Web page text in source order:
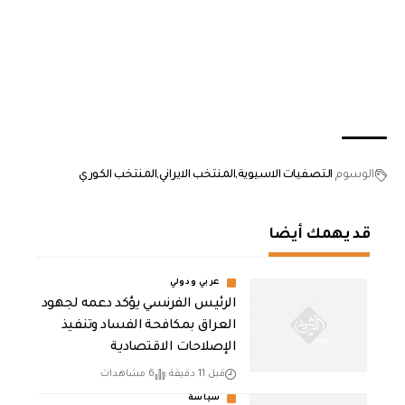
الوسوم التصفيات الاسيويةالمنتخب الايرانيالمنتخب الكوري
قد يهمك أيضا
عربي ودولي
الرئيس الفرنسي يؤكد دعمه لجهود
العراق بمكافحة الفساد وتنفيذ
الإصلاحات الاقتصادية
قبل 11 دقيقة 6 مشاهدات
سياسة